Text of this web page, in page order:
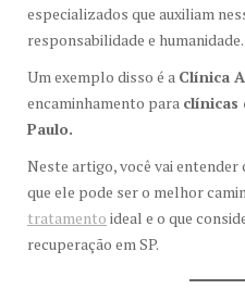
especializados que auxiliam
responsabilidade e humanidade.
Um exemplo disso é a Clínica
encaminhamento para clínicas
Paulo.
Neste artigo, você vai
que ele pode ser o melhor
tratamento ideal e o que
recuperação em SP.